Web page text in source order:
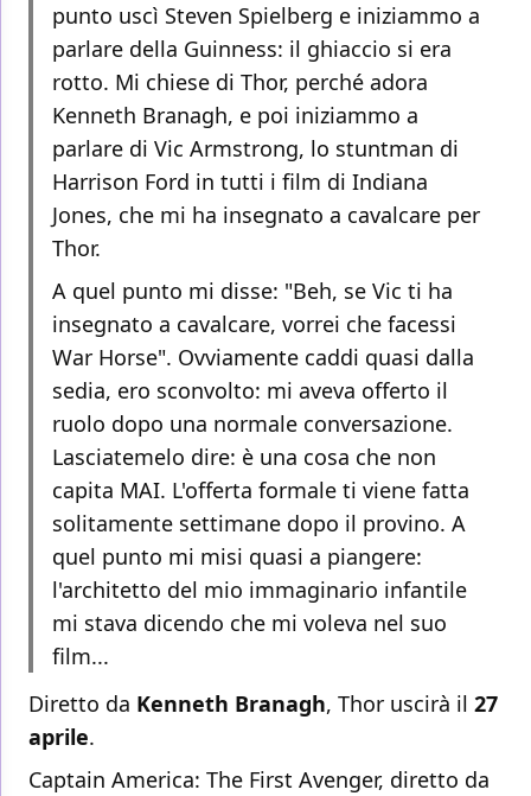
punto uscì Steven Spielberg e iniziammo a
parlare della Guinness: il ghiaccio si era
rotto. Mi chiese di Thor, perché adora
Kenneth Branagh, e poi iniziammo a
parlare di Vic Armstrong, lo stuntman di
Harrison Ford in tutti i film di Indiana
Jones, che mi ha insegnato a cavalcare per
Thor.
A quel punto mi disse: "Beh, se Vic ti ha
insegnato a cavalcare, vorrei che facessi
War Horse". Ovviamente caddi quasi dalla
sedia, ero sconvolto: mi aveva offerto il
ruolo dopo una normale conversazione.
Lasciatemelo dire: è una cosa che non
capita MAI. L'offerta formale ti viene fatta
solitamente settimane dopo il provino. A
quel punto mi misi quasi a piangere:
l'architetto del mio immaginario infantile
mi stava dicendo che mi voleva nel suo
film...
Diretto da Kenneth Branagh, Thor uscirà il 27
aprile.
Captain America: The First Avenger, diretto da